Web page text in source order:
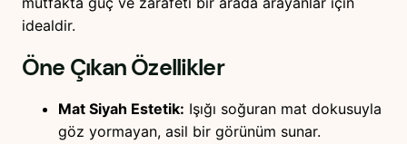
idealdir.
Öne Çıkan Özellikler
Mat Siyah Estetik: Işığı soğuran mat dokusuyla
göz yormayan, asil bir görünüm sunar.